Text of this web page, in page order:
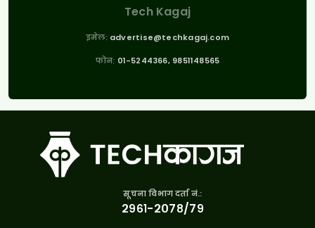
Tech Kagaj
इमेल: advertise@techkagaj.com
फोन: 01-5244366, 9851148565
सूचना विभाग दर्ता नं.:
२९६१-२०७८/७९